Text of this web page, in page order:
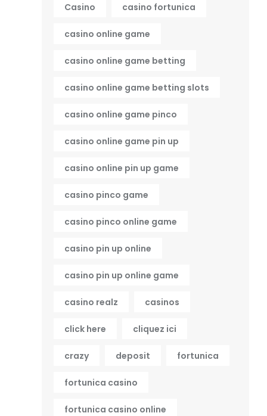
Casino casino fortunica
casino online game
casino online game betting
casino online game betting slots
casino online game pinco
casino online game pin up
casino online pin up game
casino pinco game
casino pinco online game
casino pin up online
casino pin up online game
casino realz casinos
click here cliquez ici
crazy deposit fortunica
fortunica casino
fortunica casino online